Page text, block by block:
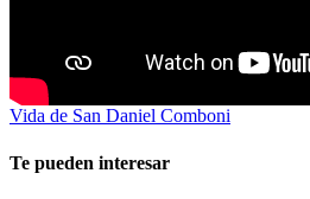
Vida de San Daniel Comboni
Te pueden interesar